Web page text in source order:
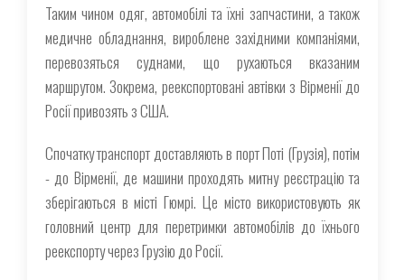
Таким чином одяг, автомобілі та їхні запчастини, а також
медичне обладнання, вироблене західними компаніями,
перевозяться суднами, що рухаються вказаним
маршрутом. Зокрема, реекспортовані автівки з Вірменії до
Росії привозять з США.
Спочатку транспорт доставляють в порт Поті (Грузія), потім
- до Вірменії, де машини проходять митну реєстрацію та
зберігаються в місті Гюмрі. Це місто використовують як
головний центр для перетримки автомобілів до їхнього
реекспорту через Грузію до Росії.